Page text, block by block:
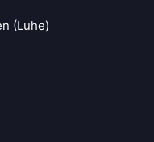
(Luhe)